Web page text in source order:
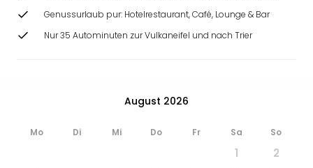
Genussurlaub pur: Hotelrestaurant, Café, Lounge & Bar
Nur 35 Autominuten zur Vulkaneifel und nach Trier
August 2026
Mo Di Mi Do Fr Sa So
1
2